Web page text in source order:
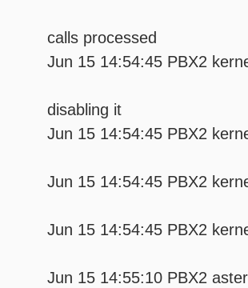
calls processed
Jun 15 14:54:45 PBX2
disabling it
Jun 15 14:54:45 PBX2
Jun 15 14:54:45 PBX2
Jun 15 14:54:45 PBX2
Jun 15 14:55:10 PBX2